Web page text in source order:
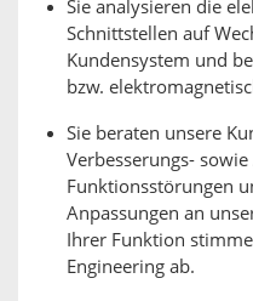
Sie analysieren die
Schnittstellen auf
Kundensystem und
bzw.
Sie beraten unsere
Verbesserungs-
Funktionsstörungen
Anpassungen an
Ihrer Funktion
Engineering ab.